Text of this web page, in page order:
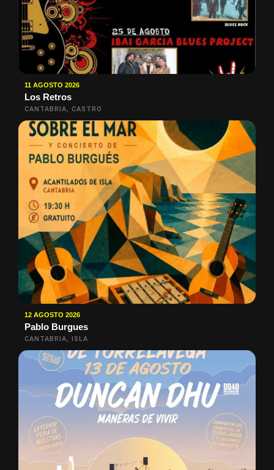
11 AGOSTO 2026
Los Retros
CANTABRIA, CASTRO
12 AGOSTO 2026
Pablo Burgues
CANTABRIA, ISLA